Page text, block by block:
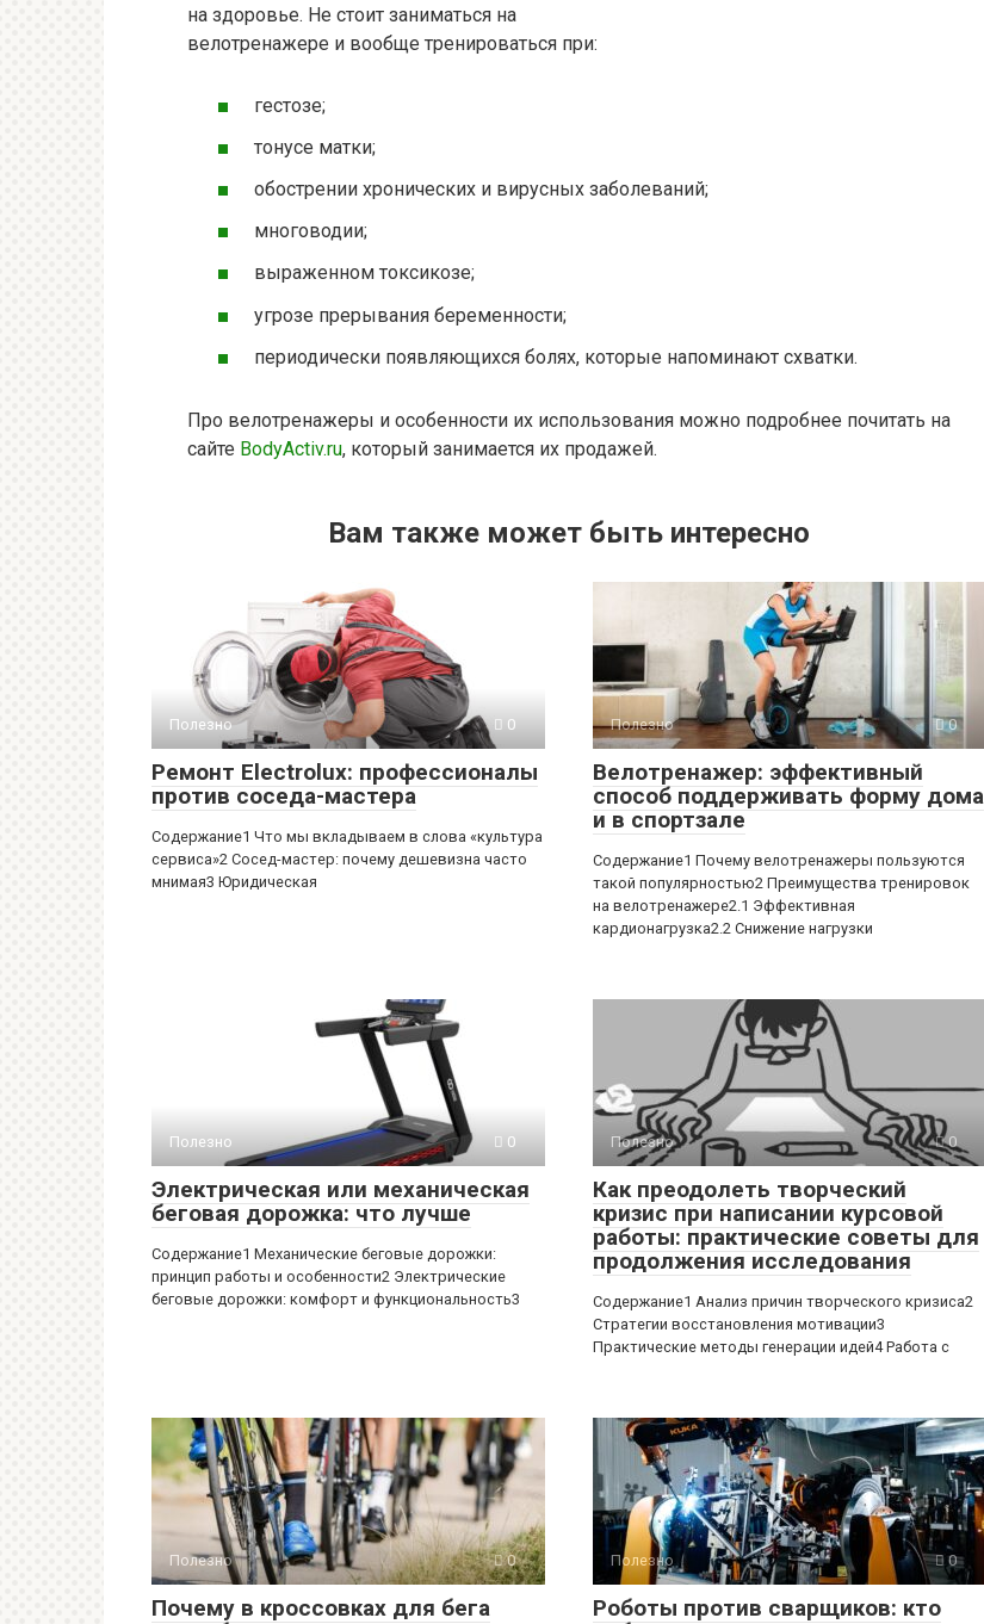
на здоровье. Не стоит заниматься на
велотренажере и вообще тренироваться при:
гестозе;
тонусе матки;
обострении хронических и вирусных заболеваний;
многоводии;
выраженном токсикозе;
угрозе прерывания беременности;
периодически появляющихся болях, которые напоминают схватки.
Про велотренажеры и особенности их использования можно подробнее почитать на
сайте BodyActiv.ru, который занимается их продажей.
Вам также может быть интересно
Полезно 0
Ремонт Electrolux: профессионалы
против соседа-мастера
Содержание1 Что мы вкладываем в слова «культура
сервиса»2 Сосед-мастер: почему дешевизна часто
мнимая3 Юридическая
Полезно 0
Велотренажер: эффективный
способ поддерживать форму дома
и в спортзале
Содержание1 Почему велотренажеры пользуются
такой популярностью2 Преимущества тренировок
на велотренажере2.1 Эффективная
кардионагрузка2.2 Снижение нагрузки
Полезно 0
Электрическая или механическая
беговая дорожка: что лучше
Содержание1 Механические беговые дорожки:
принцип работы и особенности2 Электрические
беговые дорожки: комфорт и функциональность3
Полезно 0
Как преодолеть творческий
кризис при написании курсовой
работы: практические советы для
продолжения исследования
Содержание1 Анализ причин творческого кризиса2
Стратегии восстановления мотивации3
Практические методы генерации идей4 Работа с
Полезно 0
Почему в кроссовках для бега
Полезно 0
Роботы против сварщиков: кто